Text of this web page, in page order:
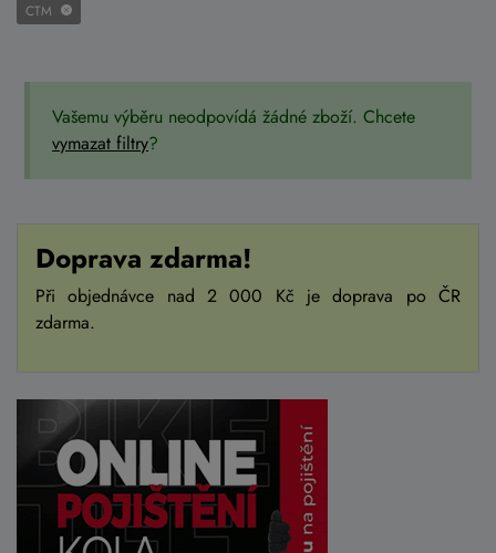
CTM
Vašemu výběru neodpovídá žádné zboží. Chcete
vymazat filtry?
Doprava zdarma!
Při objednávce nad 2 000 Kč je doprava po ČR
zdarma.